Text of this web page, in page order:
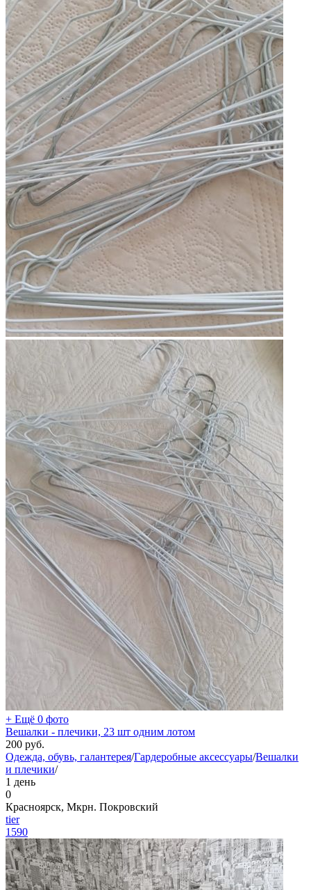
+ Ещё 0 фото
Вешалки - плечики, 23 шт одним лотом
200 руб.
Одежда, обувь, галантерея/Гардеробные аксессуары/Вешалки
и плечики/
1 день
0
Красноярск, Мкрн. Покровский
tier
1590